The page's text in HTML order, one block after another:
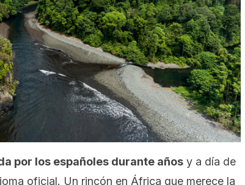
por los españoles durante años y a día de
oficial. Un rincón en África que merece la